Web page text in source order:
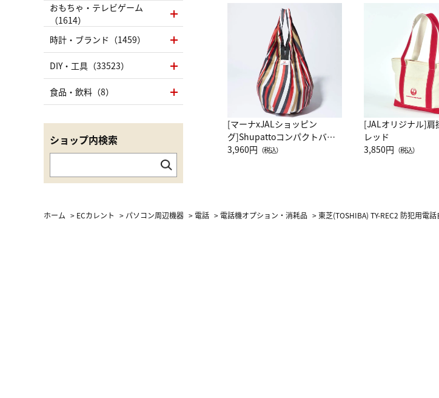
[マーナxJALショッピン
グ]Shupattoコンパクトバッ
グ Drop JAL客室乗務員
3,960円 （税込）
[JALオリジナル]肩
レッド
3,850円 （税込）
おもちゃ・テレビゲーム
（1614）
時計・ブランド（1459）
DIY・工具（33523）
食品・飲料（8）
ショップ内検索
ホーム > ECカレント > パソコン周辺機器 > 電話 > 電話機オプション・消耗品 >東芝(TOSHIBA) TY-REC2 防犯用電